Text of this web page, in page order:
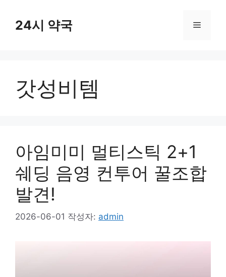
24시 약국 메
갓성비템
아임미미 멀티스틱 2+1
쉐딩 음영 컨투어 꿀조합
발견!
2026-06-01 작성자: admin